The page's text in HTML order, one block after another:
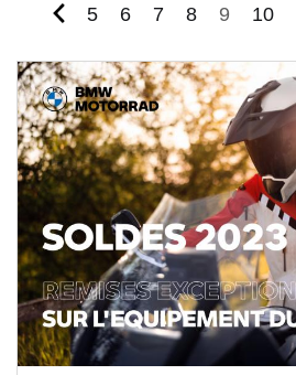
Page
5 Page
6 Page
7 Page
8
Page
9 10